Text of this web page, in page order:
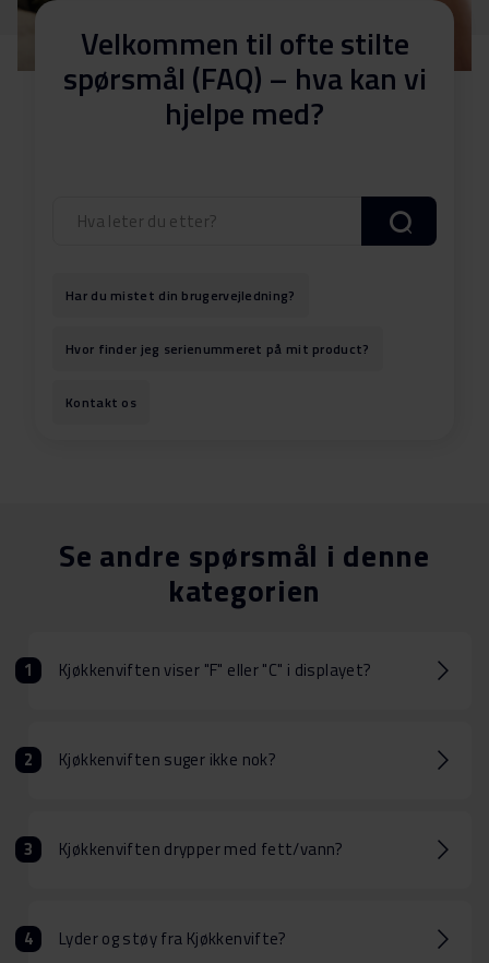
Velkommen til ofte stilte
spørsmål (FAQ) – hva kan vi
hjelpe med?
Har du mistet din brugervejledning?
Hvor finder jeg serienummeret på mit product?
Kontakt os
Se andre spørsmål i denne
kategorien
Kjøkkenviften viser "F" eller "C" i displayet?
Kjøkkenviften suger ikke nok?
Kjøkkenviften drypper med fett/vann?
Lyder og støy fra Kjøkkenvifte?